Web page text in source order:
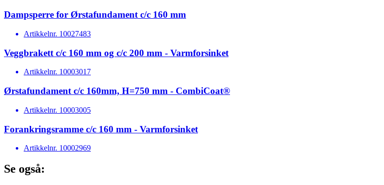
Dampsperre for Ørstafundament c/c 160 mm
Artikkelnr. 10027483
Veggbrakett c/c 160 mm og c/c 200 mm - Varmforsinket
Artikkelnr. 10003017
Ørstafundament c/c 160mm, H=750 mm - CombiCoat®
Artikkelnr. 10003005
Forankringsramme c/c 160 mm - Varmforsinket
Artikkelnr. 10002969
Se også: